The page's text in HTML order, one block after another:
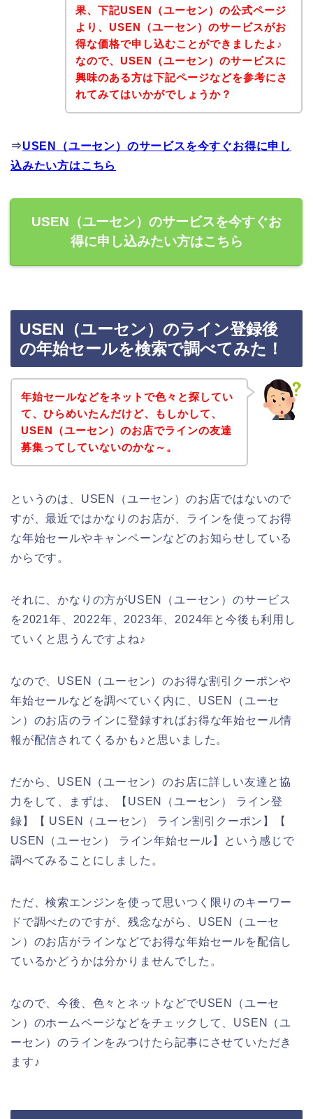
果、下記USEN（ユーセン）の公式ページ
より、USEN（ユーセン）のサービスがお
得な価格で申し込むことができましたよ♪
なので、USEN（ユーセン）のサービスに
興味のある方は下記ページなどを参考にさ
れてみてはいかがでしょうか？
⇒USEN（ユーセン）のサービスを今すぐお得に申し
込みたい方はこちら
USEN（ユーセン）のサービスを今すぐお
得に申し込みたい方はこちら
USEN（ユーセン）のライン登録後
の年始セールを検索で調べてみた！
年始セールなどをネットで色々と探してい
て、ひらめいたんだけど、もしかして、
USEN（ユーセン）のお店でラインの友達
募集ってしていないのかな～。
というのは、USEN（ユーセン）のお店ではないので
すが、最近ではかなりのお店が、ラインを使ってお得
な年始セールやキャンペーンなどのお知らせしている
からです。
それに、かなりの方がUSEN（ユーセン）のサービス
を2021年、2022年、2023年、2024年と今後も利用し
ていくと思うんですよね♪
なので、USEN（ユーセン）のお得な割引クーポンや
年始セールなどを調べていく内に、USEN（ユーセ
ン）のお店のラインに登録すればお得な年始セール情
報が配信されてくるかも♪と思いました。
だから、USEN（ユーセン）のお店に詳しい友達と協
力をして、まずは、【USEN（ユーセン） ライン登
録】【 USEN（ユーセン） ライン割引クーポン】【
USEN（ユーセン） ライン年始セール】という感じで
調べてみることにしました。
ただ、検索エンジンを使って思いつく限りのキーワー
ドで調べたのですが、残念ながら、USEN（ユーセ
ン）のお店がラインなどでお得な年始セールを配信し
ているかどうかは分かりませんでした。
なので、今後、色々とネットなどでUSEN（ユーセ
ン）のホームページなどをチェックして、USEN（ユ
ーセン）のラインをみつけたら記事にさせていただき
ます♪